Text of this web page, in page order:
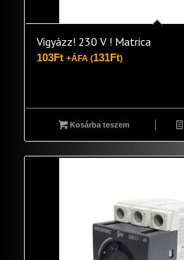
Vigyázz! 230 V ! Matrica
103Ft +ÁFA (131Ft)
Kosárba teszem